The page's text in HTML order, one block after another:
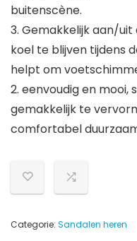
buitenscène.
3. Gemakkelijk aan/
koel te blijven tijdens
helpt om
2. eenvoudig en mooi,
gemakkelijk te
comfortabel
Categorie: Sandalen heren